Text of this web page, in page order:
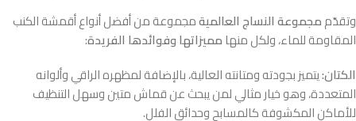
وتقدّممجموعة النساج العالميةمجموعة من أفضل أنواع أقمشة الكنب
المقاومة للماء، ولكل منهامميزاتها وفوائدها الفريدة:
الكتان:يتميز بجودته ومتانته العالية، بالإضافة لمظهره الراقي وألوانه
المتعددة، وهو خيار مثالي لمن يبحث عن قماش متين وسهل التنظيف
للأماكن المكشوفة كالمسابح وحدائق الفلل.